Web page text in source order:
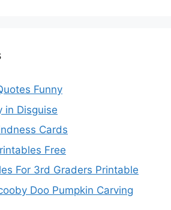
Funny
in Disguise
Cards
Free
For 3rd Graders Printable
Doo Pumpkin Carving